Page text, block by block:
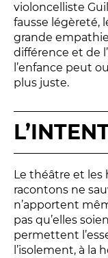
LE
VOUS ÊTES...
Enseignant
Relais
En famille
Étudiant
Entreprise
Entre amis,
Acteur des
médical et
En situation
violoncelliste
fausse légèreté,
grande
différence et de
l’enfance peut
plus juste.
Le théâtre et les
racontons ne
n’apportent
pas qu’elles
permettent
l’isolement, à